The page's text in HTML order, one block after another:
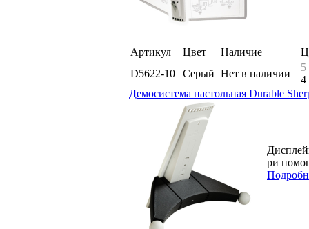
Артикул Цвет Наличие
D5622-10
Серый Нет в наличии
5
4
Демосистема настольная Durable
ри